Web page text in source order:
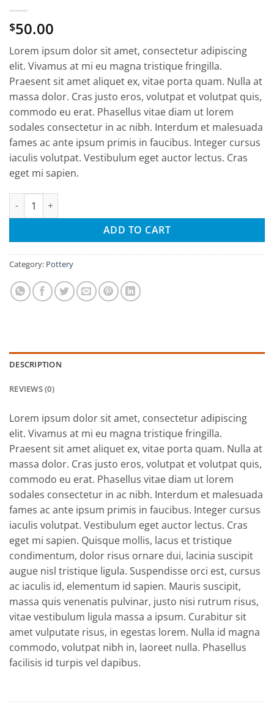
$50.00
Lorem ipsum dolor sit amet, consectetur adipiscing
elit. Vivamus at mi eu magna tristique fringilla.
Praesent sit amet aliquet ex, vitae porta quam. Nulla at
massa dolor. Cras justo eros, volutpat et volutpat quis,
commodo eu erat. Phasellus vitae diam ut lorem
sodales consectetur in ac nibh. Interdum et malesuada
fames ac ante ipsum primis in faucibus. Integer cursus
iaculis volutpat. Vestibulum eget auctor lectus. Cras
eget mi sapien.
Native Pot quantity
ADD TO CART
Category: Pottery
DESCRIPTION
REVIEWS (0)
Lorem ipsum dolor sit amet, consectetur adipiscing
elit. Vivamus at mi eu magna tristique fringilla.
Praesent sit amet aliquet ex, vitae porta quam. Nulla at
massa dolor. Cras justo eros, volutpat et volutpat quis,
commodo eu erat. Phasellus vitae diam ut lorem
sodales consectetur in ac nibh. Interdum et malesuada
fames ac ante ipsum primis in faucibus. Integer cursus
iaculis volutpat. Vestibulum eget auctor lectus. Cras
eget mi sapien. Quisque mollis, lacus et tristique
condimentum, dolor risus ornare dui, lacinia suscipit
augue nisl tristique ligula. Suspendisse orci est, cursus
ac iaculis id, elementum id sapien. Mauris suscipit,
massa quis venenatis pulvinar, justo nisi rutrum risus,
vitae vestibulum ligula massa a ipsum. Curabitur sit
amet vulputate risus, in egestas lorem. Nulla id magna
commodo, volutpat nibh in, laoreet nulla. Phasellus
facilisis id turpis vel dapibus.